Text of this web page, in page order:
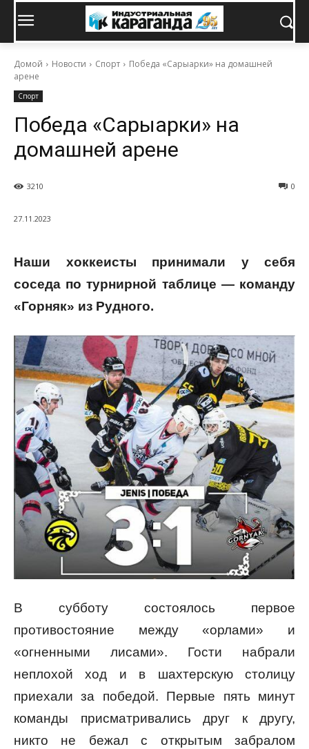
Домой Новости Спорт
Победа «Сарыарки» на домашней
арене
Спорт
Победа «Сарыарки» на
домашней арене
0
3210
27.11.2023
Наши хоккеисты принимали у себя
соседа по турнирной таблице — команду
«Горняк» из Рудного.
В субботу состоялось первое
противостояние между «орлами» и
«огненными лисами». Гости набрали
неплохой ход и в шахтерскую столицу
приехали за победой. Первые пять минут
команды присматривались друг к другу,
никто не бежал с открытым забралом